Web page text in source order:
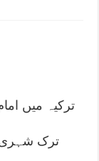
ترکیہ میں
ترک شہری